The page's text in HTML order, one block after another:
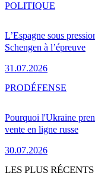
L’Espagne sous
Schengen à l’épreuve
31.07.2026
POLITIQUE
Pourquoi l'Ukraine
vente en ligne russe
30.07.2026
PRODÉFENSE
LES PLUS RÉCENTS